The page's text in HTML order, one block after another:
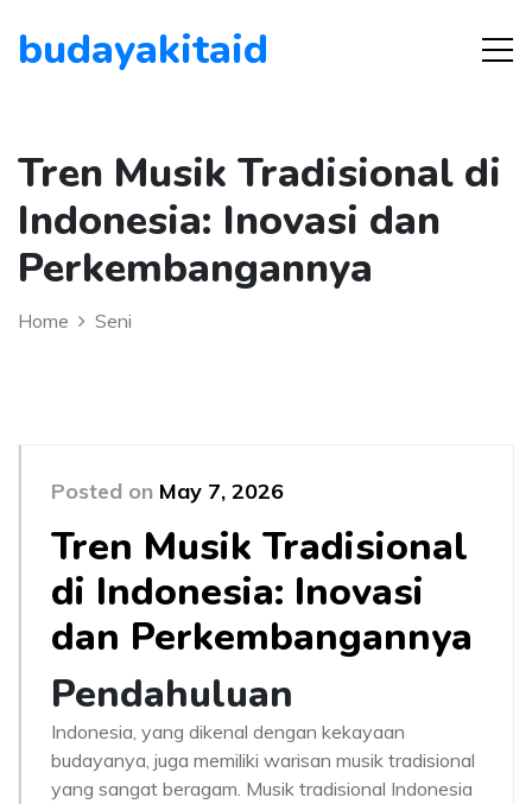
budayakitaid
Tren Musik Tradisional di
Indonesia: Inovasi dan
Perkembangannya
Home Seni
Posted on May 7, 2026
Tren Musik Tradisional
di Indonesia: Inovasi
dan Perkembangannya
Pendahuluan
Indonesia, yang dikenal dengan kekayaan
budayanya, juga memiliki warisan musik tradisional
yang sangat beragam. Musik tradisional Indonesia